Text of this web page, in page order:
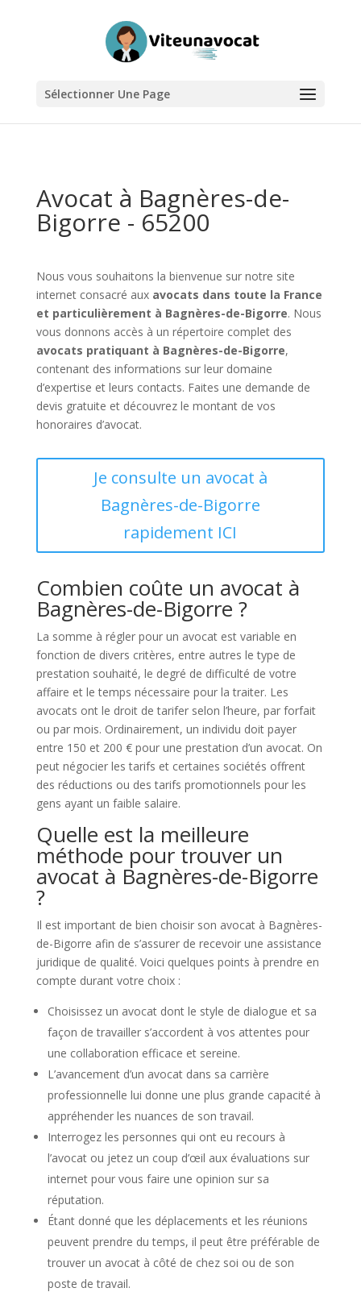
Sélectionner Une Page
Avocat à Bagnères-de-
Bigorre - 65200
Nous vous souhaitons la bienvenue sur notre site
internet consacré aux avocats dans toute la France
et particulièrement à Bagnères-de-Bigorre. Nous
vous donnons accès à un répertoire complet des
avocats pratiquant à Bagnères-de-Bigorre,
contenant des informations sur leur domaine
d’expertise et leurs contacts. Faites une demande de
devis gratuite et découvrez le montant de vos
honoraires d’avocat.
Je consulte un avocat à
Bagnères-de-Bigorre
rapidement ICI
Combien coûte un avocat à
Bagnères-de-Bigorre ?
La somme à régler pour un avocat est variable en
fonction de divers critères, entre autres le type de
prestation souhaité, le degré de difficulté de votre
affaire et le temps nécessaire pour la traiter. Les
avocats ont le droit de tarifer selon l’heure, par forfait
ou par mois. Ordinairement, un individu doit payer
entre 150 et 200 € pour une prestation d’un avocat. On
peut négocier les tarifs et certaines sociétés offrent
des réductions ou des tarifs promotionnels pour les
gens ayant un faible salaire.
Quelle est la meilleure
méthode pour trouver un
avocat à Bagnères-de-Bigorre
?
Il est important de bien choisir son avocat à Bagnères-
de-Bigorre afin de s’assurer de recevoir une assistance
juridique de qualité. Voici quelques points à prendre en
compte durant votre choix :
Choisissez un avocat dont le style de dialogue et sa
façon de travailler s’accordent à vos attentes pour
une collaboration efficace et sereine.
L’avancement d’un avocat dans sa carrière
professionnelle lui donne une plus grande capacité à
appréhender les nuances de son travail.
Interrogez les personnes qui ont eu recours à
l’avocat ou jetez un coup d’œil aux évaluations sur
internet pour vous faire une opinion sur sa
réputation.
Étant donné que les déplacements et les réunions
peuvent prendre du temps, il peut être préférable de
trouver un avocat à côté de chez soi ou de son
poste de travail.